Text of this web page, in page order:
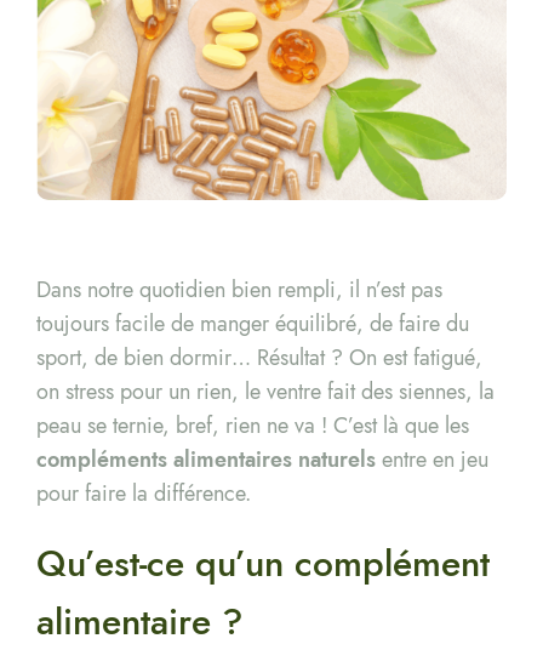
Dans notre quotidien bien rempli, il n’est pas
toujours facile de manger équilibré, de faire du
sport, de bien dormir… Résultat ? On est fatigué,
on stress pour un rien, le ventre fait des siennes, la
peau se ternie, bref, rien ne va ! C’est là que les
compléments alimentaires naturelsentre en jeu
pour faire la différence.
Qu’est-ce qu’un complément
alimentaire ?